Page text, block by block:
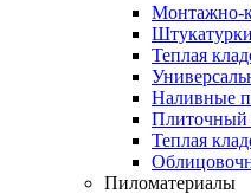
Монтажно-
Штукатурки
Теплая
Наливные
Плиточный
Теплая
Пиломатериалы